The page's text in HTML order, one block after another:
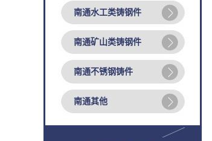
南通水工类铸钢件
南通矿山类铸钢件
南通不锈钢铸件
南通其他